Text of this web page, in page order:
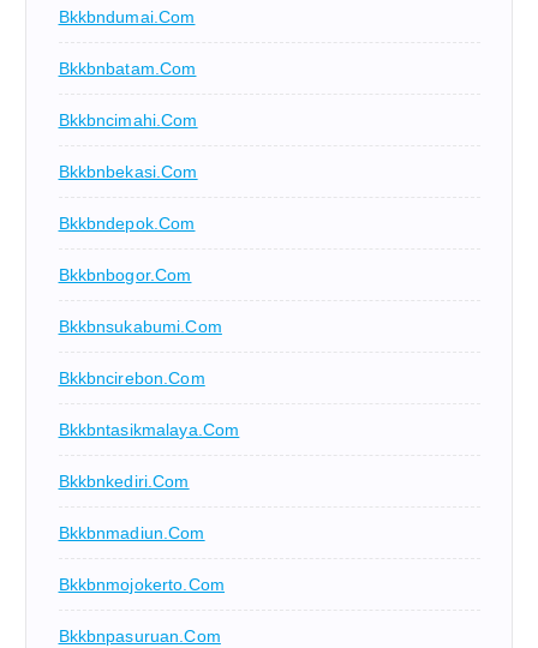
Bkkbndumai.com
Bkkbnbatam.com
Bkkbncimahi.com
Bkkbnbekasi.com
Bkkbndepok.com
Bkkbnbogor.com
Bkkbnsukabumi.com
Bkkbncirebon.com
Bkkbntasikmalaya.com
Bkkbnkediri.com
Bkkbnmadiun.com
Bkkbnmojokerto.com
Bkkbnpasuruan.com